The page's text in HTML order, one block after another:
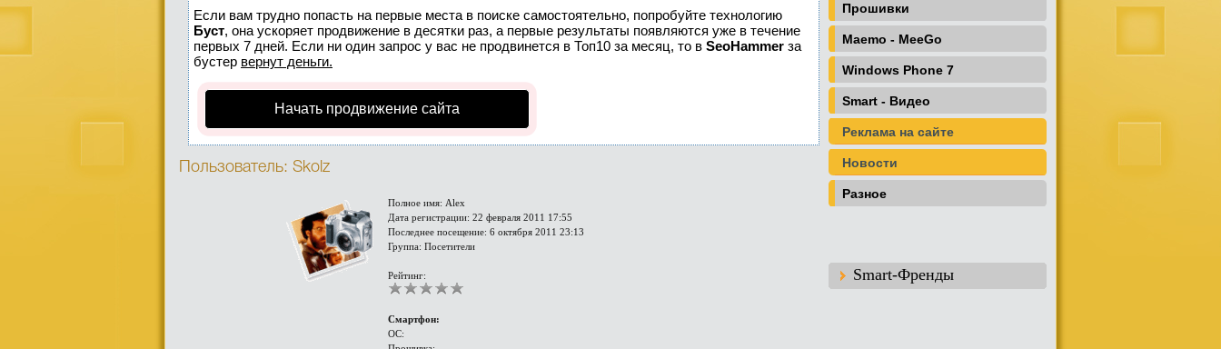
Если вам трудно попасть на первые места в поиске самостоятельно, попробуйте технологию
Буст, она ускоряет продвижение в десятки раз, а первые результаты появляются уже в течение
первых 7 дней. Если ни один запрос у вас не продвинется в Топ10 за месяц, то в SeoHammer за
бустер вернут деньги.
Начать продвижение сайта
Пользователь: Skolz
Полное имя: Alex
Дата регистрации: 22 февраля 2011 17:55
Последнее посещение: 6 октября 2011 23:13
Группа: Посетители
Рейтинг:
Смартфон:
ОС:
Прошивки
Maemo - MeeGo
Windows Phone 7
Smart - Видео
Реклама на сайте
Новости
Разное
Smart-Френды